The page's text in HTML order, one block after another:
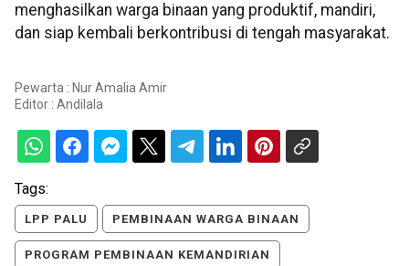
menghasilkan warga binaan yang produktif, mandiri,
dan siap kembali berkontribusi di tengah masyarakat.
Pewarta : Nur Amalia Amir
Editor : Andilala
Tags:
LPP PALU PEMBINAAN WARGA BINAAN
PROGRAM PEMBINAAN KEMANDIRIAN